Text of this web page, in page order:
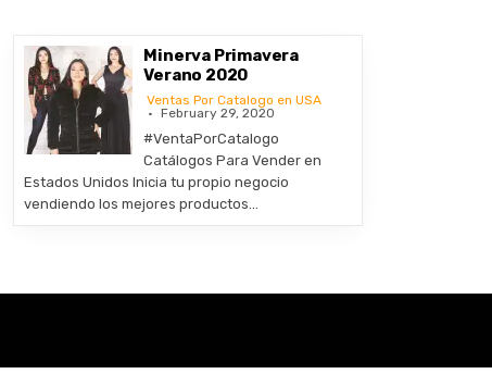
Minerva Primavera
Verano 2020
Ventas Por Catalogo en USA
February 29, 2020
#VentaPorCatalogo
Catálogos Para Vender en
Estados Unidos Inicia tu propio negocio
vendiendo los mejores productos…